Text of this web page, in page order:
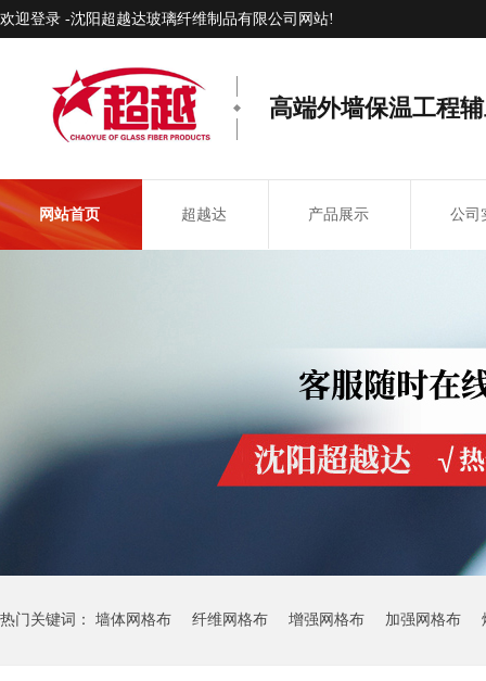
欢迎登录 -沈阳超越达玻璃纤维制品有限公司网站!
高端外墙保温工程
网站首页 超越达 产品展示 公司
热门关键词： 墙体网格布 纤维网格布 增强网格布 加强网格布